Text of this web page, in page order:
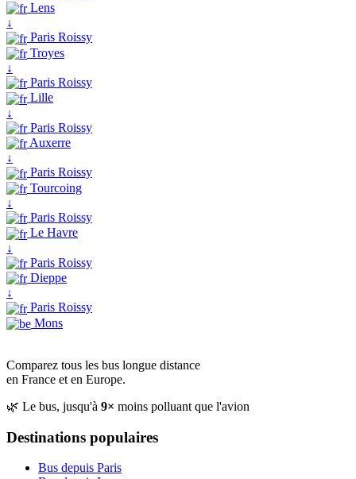
Lens
↓
Paris Roissy
Troyes
↓
Paris Roissy
Lille
↓
Paris Roissy
Auxerre
↓
Paris Roissy
Tourcoing
↓
Paris Roissy
Le Havre
↓
Paris Roissy
Dieppe
↓
Paris Roissy
Mons
Comparez tous les bus longue distance
en France et en Europe.
🌿 Le bus, jusqu'à 9× moins polluant que l'avion
Destinations populaires
Bus depuis Paris